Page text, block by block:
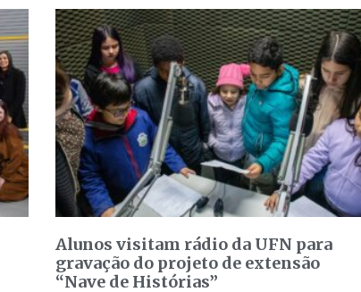
Alunos visitam rádio da UFN para
gravação do projeto de extensão
“Nave de Histórias”